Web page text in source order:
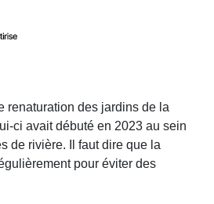
renaturation des jardins de la
ci avait débuté en 2023 au sein
de rivière. Il faut dire que la
pour éviter des